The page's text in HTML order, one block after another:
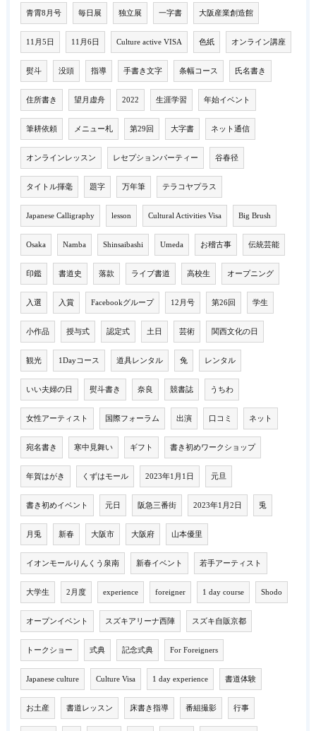
青霄8月号 毎日展 独立展 一字書 大阪産業創造館
11月5日 11月6日 Culture active VISA 色紙 オンライン講座
熨斗 没頭 指導 手書き文字 条幅コース 氏名書き
住所書き 望月虚舟 2022 生涯学習 年始イベント
筆耕依頼 メニュー札 第29回 大字書 ネット通信
オンラインレッスン レセプションパーティー 谷春径
タイトル揮毫 題字 万年筆 テラコヤプラス
Japanese Calligraphy lesson Cultural Activities Visa Big Brush
Osaka Namba Shinsaibashi Umeda お稽古事 伝統芸能
印鑑 書道史 落款 ライブ書道 高校生 オープニング
入選 入賞 Facebookグループ 12月号 第26回 学生
小作品 授与式 認定式 土日 芸術 関西文化の日
観光 1Dayコース 道具レンタル 兔 レンタル
いい夫婦の日 熨斗書き 奈良 競書誌 うちわ
女性アーティスト 国際フォーラム 出演 口コミ ネット
宛名書き 寒中見舞い ギフト 書き初めワークショップ
年賀はがき くずはモール 2023年1月1日 元旦
書き初めイベント 元日 阪急三番街 2023年1月2日 兎
月兎 新春 大阪市 大阪府 山本優里
イオンモールりんくう泉南 新春イベント 若手アーティスト
大学生 2月度 experience foreigner 1 day course Shodo
オープンイベント スズキアリーナ西陣 スズキ自販京都
トークショー 式典 記念式典 For Foreigners
Japanese culture Culture Visa 1 day experience 書道体験
お土産 書道レッスン 床書き指導 番組撮影 行事